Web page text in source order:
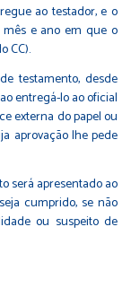
ao testador, e o
mês e ano em que o
CC).
testamento, desde
entregá-lo ao oficial
externa do papel ou
aprovação lhe pede
será apresentado ao
cumprido, se não
ou suspeito de